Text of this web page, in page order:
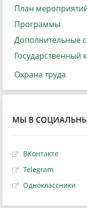
План
Программы
Дополнительные
Государственный
Охрана труда
МЫ В
ВКонтакте
Telegram
Одноклассники